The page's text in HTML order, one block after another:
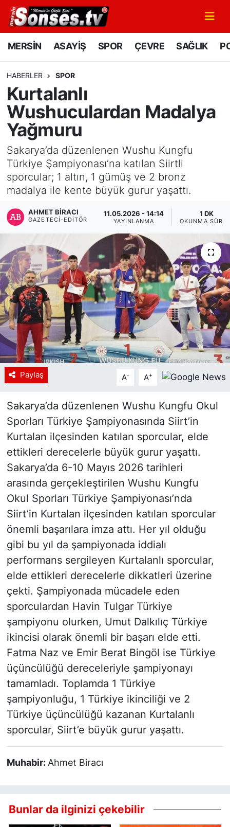
MERSİN ASAYİŞ SPOR ÇEVRE SAĞLIK
HABERLER SPOR
Kurtalanlı
Wushuculardan Madalya
Yağmuru
Sakarya’da düzenlenen Wushu Kungfu
Türkiye Şampiyonası’na katılan Siirtli
sporcular; 1 altın, 1 gümüş ve 2 bronz
madalya ile kente büyük gurur yaşattı.
AHMET BIRACI
GAZETECI-EDITÖR
11.05.2026 - 14:14
YAYINLANMA
1 DK
OKUNMA
Paylaş A- A+
Sakarya’da düzenlenen Wushu Kungfu Okul
Sporları Türkiye Şampiyonasında Siirt’in
Kurtalan ilçesinden katılan sporcular, elde
ettikleri derecelerle büyük gurur yaşattı.
Sakarya’da 6-10 Mayıs 2026 tarihleri
arasında gerçekleştirilen Wushu Kungfu
Okul Sporları Türkiye Şampiyonası’nda
Siirt’in Kurtalan ilçesinden katılan sporcular
önemli başarılara imza attı. Her yıl olduğu
gibi bu yıl da şampiyonada iddialı
performans sergileyen Kurtalanlı sporcular,
elde ettikleri derecelerle dikkatleri üzerine
çekti. Şampiyonada mücadele eden
sporculardan Havin Tulgar Türkiye
şampiyonu olurken, Umut Dalkılıç Türkiye
ikincisi olarak önemli bir başarı elde etti.
Fatma Naz ve Emir Berat Bingöl ise Türkiye
üçüncülüğü dereceleriyle şampiyonayı
tamamladı. Toplamda 1 Türkiye
şampiyonluğu, 1 Türkiye ikinciliği ve 2
Türkiye üçüncülüğü kazanan Kurtalanlı
sporcular, Siirt’e büyük gurur yaşattı.
Muhabir:Ahmet Biracı
Bunlar da ilginizi çekebilir
MERSİN
SPOR
GÜNÜN MANŞETİ
DÜNYA
KÜLTÜR - SANAT
MAGAZİN
SAĞLIK
Siyaset
YEREL HABER
Haberde insan
Tanıtım
Mersin Nöbetçi Eczaneler
Mersin Namaz Vakitleri
Mersin Trafik Yoğunluk Haritası
Süper Lig Puan Durumu ve Fikstür
Tüm Manşetler
Son Dakika Haberleri
Haber Arşivi